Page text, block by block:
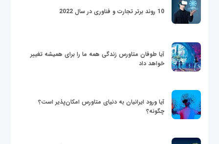
10 روند برتر تجارت و فناوری در سال 2022
آیا طوفان متاورس زندگی همه ما را برای همیشه تغییر
خواهد داد
آیا ورود ایرانیان به دنیای متاورس امکان‌پذیر است؟
چگونه؟